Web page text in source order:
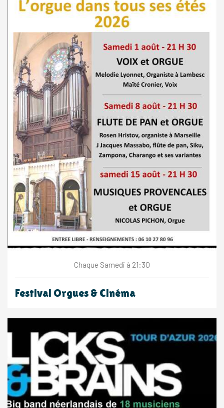
Chaque Samedi à 21:30
Festival Orgues & Cinéma